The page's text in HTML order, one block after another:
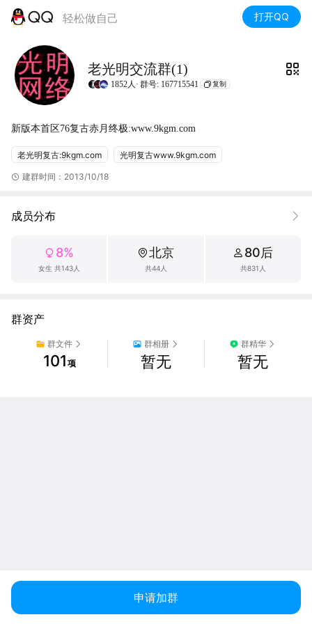
轻松做自己 打开QQ
老光明交流群(1)
1852人· 群号: 167715541 复制
新版本首区76复古赤月终极:www.9kgm.com
老光明复古:9kgm.com 光明复古www.9kgm.com
建群时间：2013/10/18
成员分布
8%
女生 共143人
北京
共44人
80后
共831人
群资产
群文件
101 项
群相册
暂无
群精华
暂无
申请加群